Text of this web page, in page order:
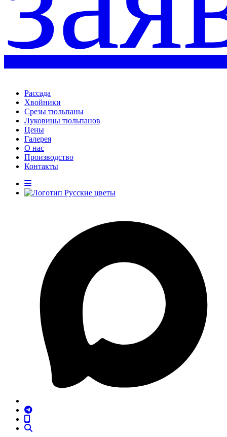
Рассада
Хвойники
Срезы тюльпаны
Луковицы тюльпанов
Цены
Галерея
О нас
Производство
Контакты